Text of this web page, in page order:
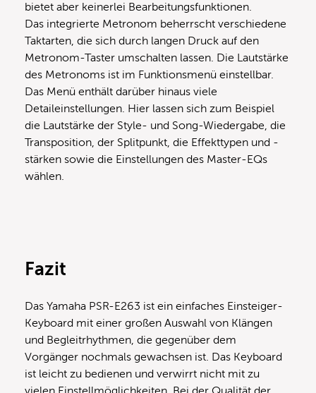
bietet aber keinerlei Bearbeitungsfunktionen.
Das integrierte Metronom beherrscht verschiedene
Taktarten, die sich durch langen Druck auf den
Metronom-Taster umschalten lassen. Die Lautstärke
des Metronoms ist im Funktionsmenü einstellbar.
Das Menü enthält darüber hinaus viele
Detaileinstellungen. Hier lassen sich zum Beispiel
die Lautstärke der Style- und Song-Wiedergabe, die
Transposition, der Splitpunkt, die Effekttypen und -
stärken sowie die Einstellungen des Master-EQs
wählen.
Fazit
Das Yamaha PSR-E263 ist ein einfaches Einsteiger-
Keyboard mit einer großen Auswahl von Klängen
und Begleitrhythmen, die gegenüber dem
Vorgänger nochmals gewachsen ist. Das Keyboard
ist leicht zu bedienen und verwirrt nicht mit zu